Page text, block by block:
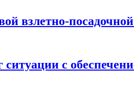
взлетно-
с